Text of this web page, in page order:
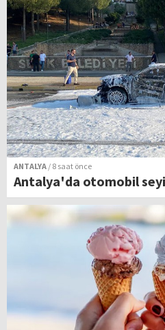
ANTALYA / 8 saat önce
Antalya'da otomobil